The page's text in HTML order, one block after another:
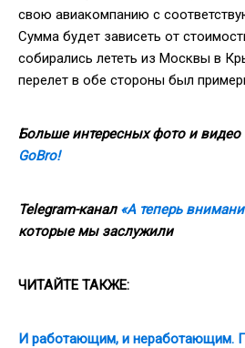
свою авиакомпанию с
Сумма будет зависеть от
собирались лететь из Москвы в
перелет в обе стороны был
Больше интересных фото и видео
GoBro!
Telegram-канал «А теперь
которые мы заслужили
ЧИТАЙТЕ ТАКЖЕ:
И работающим, и неработающим.